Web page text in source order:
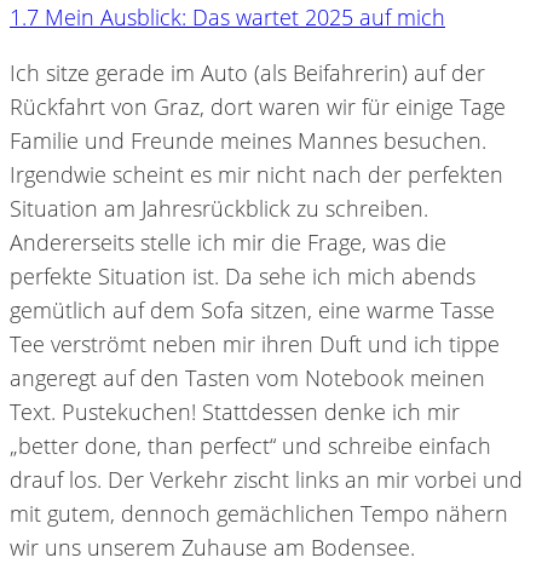
1.7 Mein Ausblick: Das wartet 2025 auf mich
Ich sitze gerade im Auto (als Beifahrerin) auf der
Rückfahrt von Graz, dort waren wir für einige Tage
Familie und Freunde meines Mannes besuchen.
Irgendwie scheint es mir nicht nach der perfekten
Situation am Jahresrückblick zu schreiben.
Andererseits stelle ich mir die Frage, was die
perfekte Situation ist. Da sehe ich mich abends
gemütlich auf dem Sofa sitzen, eine warme Tasse
Tee verströmt neben mir ihren Duft und ich tippe
angeregt auf den Tasten vom Notebook meinen
Text. Pustekuchen! Stattdessen denke ich mir
„better done, than perfect“ und schreibe einfach
drauf los. Der Verkehr zischt links an mir vorbei und
mit gutem, dennoch gemächlichen Tempo nähern
wir uns unserem Zuhause am Bodensee.